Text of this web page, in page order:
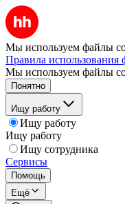
Мы используем файлы
Правила использования
Мы используем файлы
Понятно
Ищу работу
Ищу работу
Ищу работу
Ищу сотрудника
Сервисы
Помощь
Ещё